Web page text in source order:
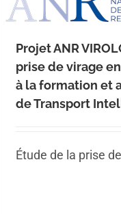
Projet ANR
prise de virage
à la formation et
de Transport
Étude de la prise